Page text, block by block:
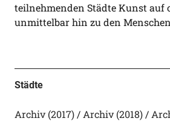
teilnehmenden Städte Kunst auf
unmittelbar hin zu den
Städte
Archiv (2017) Archiv (2018)